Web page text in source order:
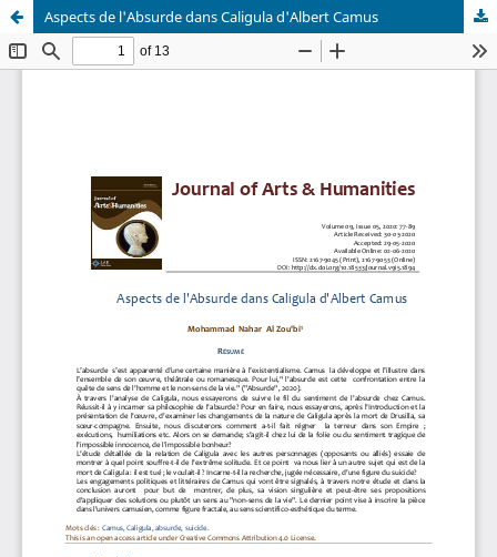
Aspects de l'Absurde dans Caligula d'Albert Camus